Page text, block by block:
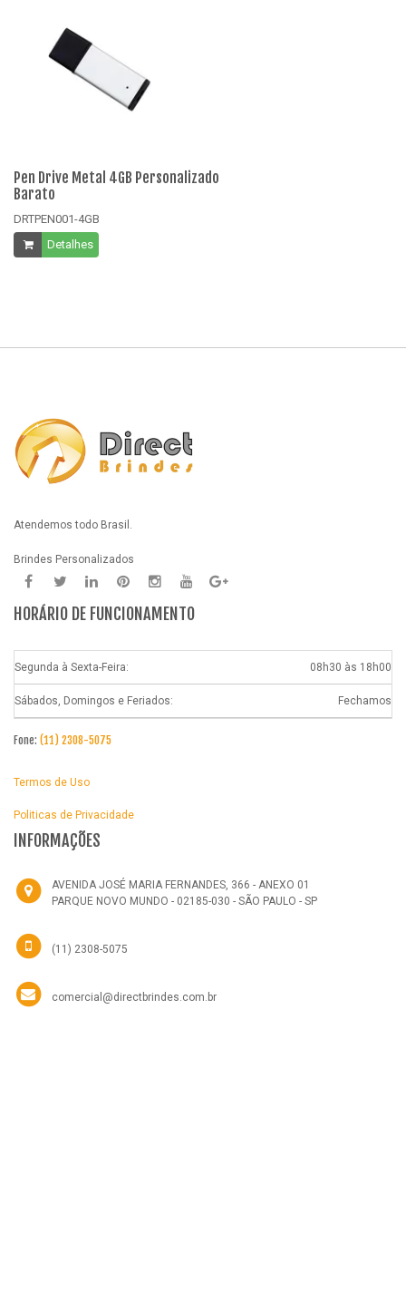
Pen Drive Metal 4GB Personalizado
Barato
DRTPEN001-4GB
Detalhes
Atendemos todo Brasil.
Brindes Personalizados
HORÁRIO DE FUNCIONAMENTO
Segunda à Sexta-Feira: 08h30 às 18h00
Sábados, Domingos e Feriados: Fechamos
Fone: (11) 2308-5075
Termos de Uso
Politicas de Privacidade
INFORMAÇÕES
AVENIDA JOSÉ MARIA FERNANDES, 366 - ANEXO 01
PARQUE NOVO MUNDO - 02185-030 - SÃO PAULO - SP
(11) 2308-5075
comercial@directbrindes.com.br